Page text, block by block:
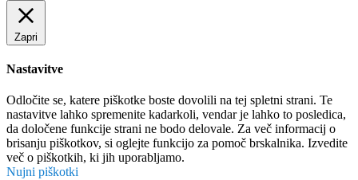
Zapri
Nastavitve
Odločite se, katere piškotke boste dovolili na tej spletni strani. Te
nastavitve lahko spremenite kadarkoli, vendar je lahko to posledica,
da določene funkcije strani ne bodo delovale. Za več informacij o
brisanju piškotkov, si oglejte funkcijo za pomoč brskalnika. Izvedite
več o piškotkih, ki jih uporabljamo.
Nujni piškotki